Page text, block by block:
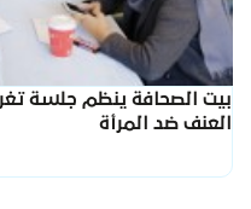
العنف ضد المرأة